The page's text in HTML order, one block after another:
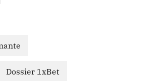
Dossier 1xBet